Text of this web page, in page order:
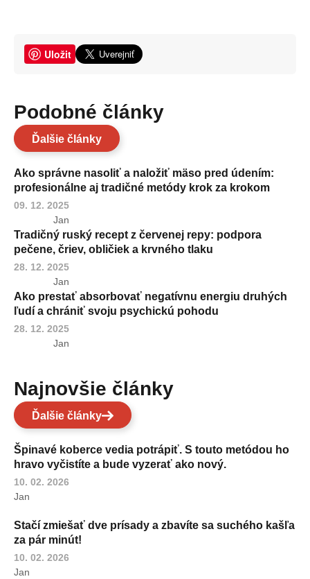
Uložit
Podobné články
Ďalšie články
Ako správne nasoliť a naložiť mäso pred údením:
profesionálne aj tradičné metódy krok za krokom
09. 12. 2025
Jan
Tradičný ruský recept z červenej repy: podpora
pečene, čriev, obličiek a krvného tlaku
28. 12. 2025
Jan
Ako prestať absorbovať negatívnu energiu druhých
ľudí a chrániť svoju psychickú pohodu
28. 12. 2025
Jan
Najnovšie články
Ďalšie články
Špinavé koberce vedia potrápiť. S touto metódou ho
hravo vyčistíte a bude vyzerať ako nový.
10. 02. 2026
Jan
Stačí zmiešať dve prísady a zbavíte sa suchého kašľa
za pár minút!
10. 02. 2026
Jan